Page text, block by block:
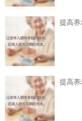
提高
提高